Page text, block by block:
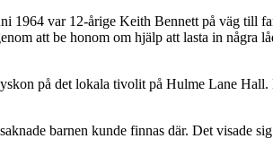
var 12-årige Keith Bennett på väg till
att be honom om hjälp att lasta in
på det lokala tivolit på Hulme Lane
barnen kunde finnas där. Det visade